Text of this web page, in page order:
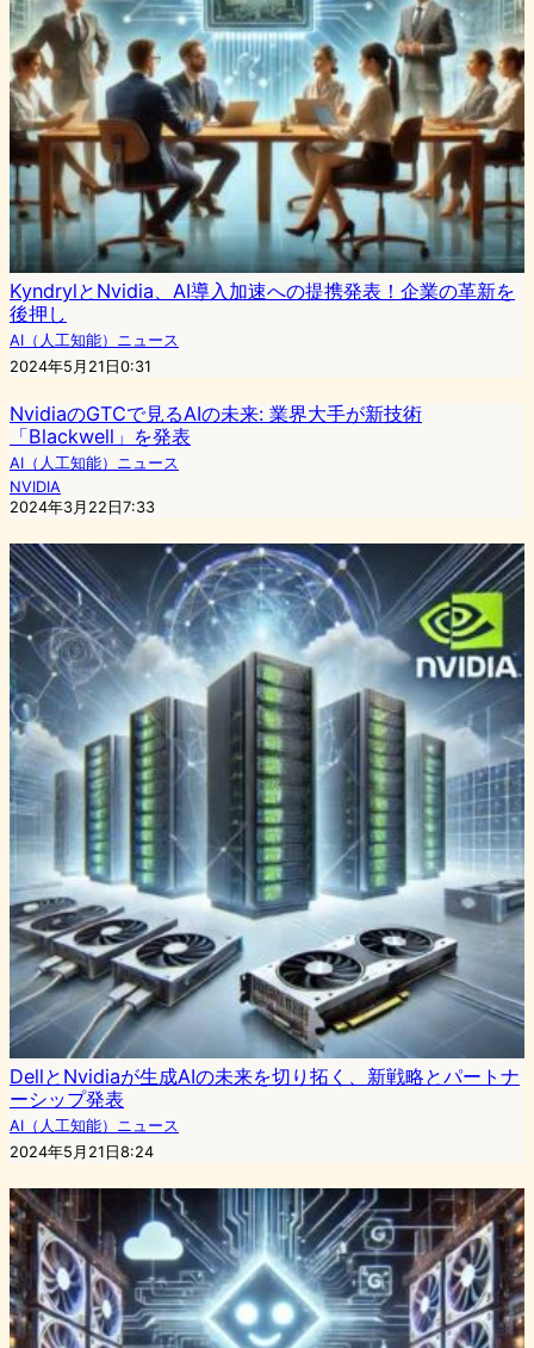
KyndrylとNvidia、AI導入加速への提携発表！企業の革新を
後押し
AI（人工知能）ニュース
2024年5月21日0:31
NvidiaのGTCで見るAIの未来: 業界大手が新技術
「Blackwell」を発表
AI（人工知能）ニュース
NVIDIA
2024年3月22日7:33
DellとNvidiaが生成AIの未来を切り拓く、新戦略とパートナ
ーシップ発表
AI（人工知能）ニュース
2024年5月21日8:24